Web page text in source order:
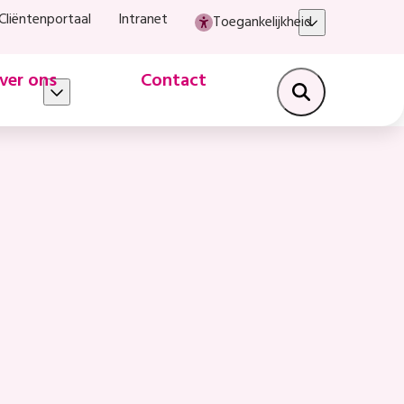
Intranet Toegankelijkheid
ons Contact